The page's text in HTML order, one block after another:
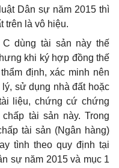
Dân sự năm 2015 thì
trên là vô hiệu.
dùng tài sản này thế
khi ký hợp đồng thế
định, xác minh nên
sử dụng nhà đất hoặc
liệu, chứng cứ chứng
tài sản này. Trong
tài sản (Ngân hàng)
tình theo quy định tại
sự năm 2015 và mục 1